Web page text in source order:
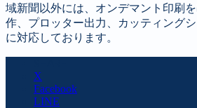
域新聞以外には、オンデマント印刷
作、プロッター出力、カッティング
に対応しております。
X
Facebook
LINE